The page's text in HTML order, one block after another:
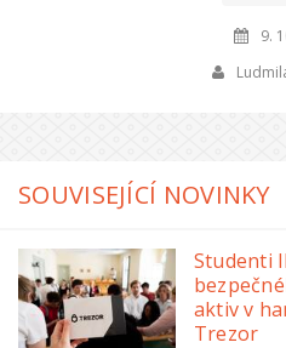
9.
SOUVISEJÍCÍ NOVINKY
Studenti
aktiv v
Trezor